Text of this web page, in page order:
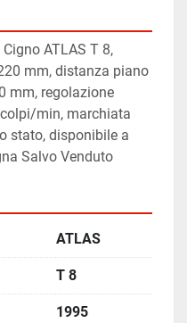
ATLAS T 8,
mm, distanza piano
mm, regolazione
min, marchiata
stato, disponibile a
Salvo Venduto
ATLAS
T 8
1995